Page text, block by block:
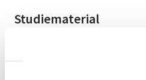
Studiematerial
detaljer som pärlor,